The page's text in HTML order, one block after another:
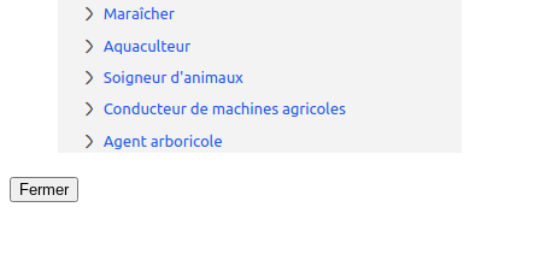
Fermer